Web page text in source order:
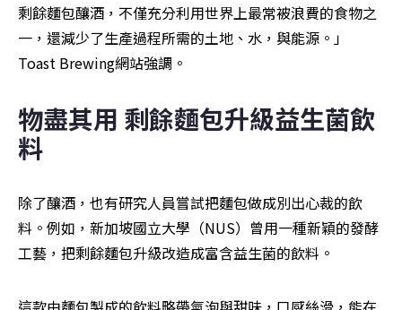
剩餘麵包釀酒，不僅充分利用世界上最常被浪費的食物之
一，還減少了生產過程所需的土地、水，與能源。」
Toast Brewing網站強調。
物盡其用 剩餘麵包升級益生菌飲
料
除了釀酒，也有研究人員嘗試把麵包做成別出心裁的飲
料。例如，新加坡國立大學（NUS）曾用一種新穎的發酵
工藝，把剩餘麵包升級改造成富含益生菌的飲料。